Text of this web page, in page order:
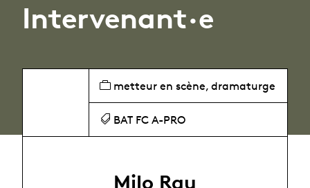
Intervenant·e
metteur en scène, dramaturge
BAT FC A-PRO
Milo Rau